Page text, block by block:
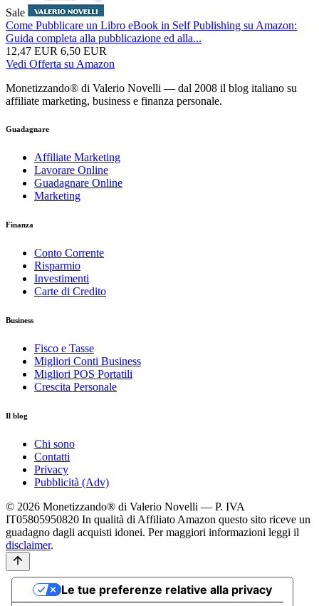
Sale
Come Pubblicare un Libro eBook in Self Publishing su Amazon:
Guida completa alla pubblicazione ed alla...
12,47 EUR 6,50 EUR
Vedi Offerta su Amazon
Monetizzando® di Valerio Novelli — dal 2008 il blog italiano su
affiliate marketing, business e finanza personale.
Guadagnare
Affiliate Marketing
Lavorare Online
Guadagnare Online
Marketing
Finanza
Conto Corrente
Risparmio
Investimenti
Carte di Credito
Business
Fisco e Tasse
Migliori Conti Business
Migliori POS Portatili
Crescita Personale
Il blog
Chi sono
Contatti
Privacy
Pubblicità (Adv)
© 2026 Monetizzando® di Valerio Novelli — P. IVA
IT05805950820 In qualità di Affiliato Amazon questo sito riceve un
guadagno dagli acquisti idonei. Per maggiori informazioni leggi il
disclaimer.
Le tue preferenze relative alla privacy